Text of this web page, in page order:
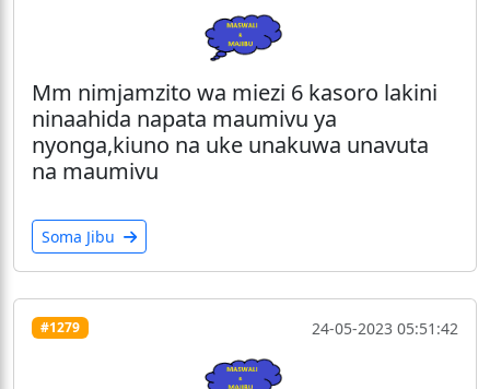
Mm nimjamzito wa miezi 6 kasoro lakini
ninaahida napata maumivu ya
nyonga,kiuno na uke unakuwa unavuta
na maumivu
Soma Jibu
#1279 24-05-2023 05:51:42